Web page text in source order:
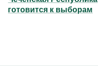
готовится к выборам